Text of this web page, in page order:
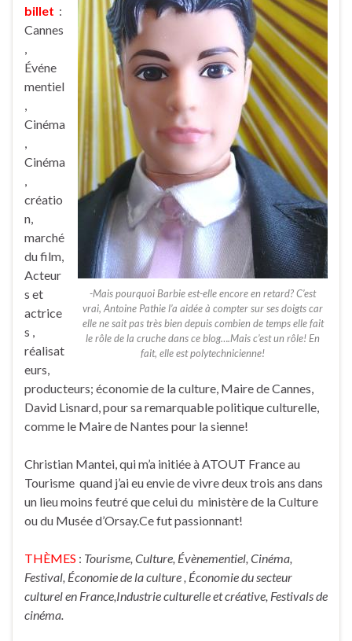
-Mais pourquoi Barbie est-elle encore en retard? C’est
vrai, Antoine Pathie l’a aidée à compter sur ses doigts car
elle ne sait pas très bien depuis combien de temps elle fait
le rôle de la cruche dans ce blog….Mais c’est un rôle! En
fait, elle est polytechnicienne!
billet :
Cannes
Événe
mentiel
Cinéma
Cinéma
créatio
n,
marché
du film,
Acteur
s et
actrice
s ,
réalisat
eurs,
producteurs; économie de la culture, Maire de Cannes,
David Lisnard, pour sa remarquable politique culturelle,
comme le Maire de Nantes pour la sienne!
Christian Mantei, qui m’a initiée à ATOUT France au
Tourisme quand j’ai eu envie de vivre deux trois ans dans
un lieu moins feutré que celui du ministère de la Culture
ou du Musée d’Orsay.Ce fut passionnant!
THÈMES : Tourisme, Culture, Évènementiel, Cinéma,
Festival, Économie de la culture , Économie du secteur
culturel en France,Industrie culturelle et créative, Festivals de
cinéma.